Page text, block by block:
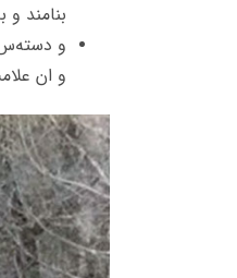
بنامند
و
و ان